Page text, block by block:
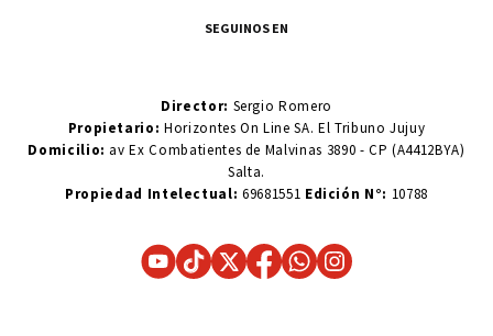
SEGUINOS EN
Director: Sergio Romero
Propietario:Horizontes On Line SA. El Tribuno Jujuy
Domicilio: av Ex Combatientes de Malvinas 3890 - CP (A4412BYA)
Salta.
Propiedad Intelectual: 69681551 Edición N°: 10788